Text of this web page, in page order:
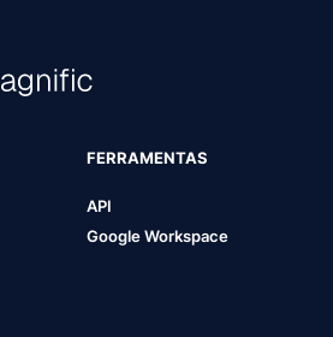
FERRAMENTAS
API
Google Workspace